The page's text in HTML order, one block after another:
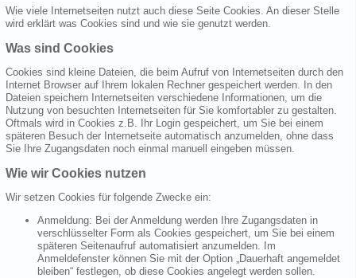
Wie viele Internetseiten nutzt auch diese Seite Cookies. An dieser Stelle
wird erklärt was Cookies sind und wie sie genutzt werden.
Was sind Cookies
Cookies sind kleine Dateien, die beim Aufruf von Internetseiten durch den
Internet Browser auf Ihrem lokalen Rechner gespeichert werden. In den
Dateien speichern Internetseiten verschiedene Informationen, um die
Nutzung von besuchten Internetseiten für Sie komfortabler zu gestalten.
Oftmals wird in Cookies z.B. Ihr Login gespeichert, um Sie bei einem
späteren Besuch der Internetseite automatisch anzumelden, ohne dass
Sie Ihre Zugangsdaten noch einmal manuell eingeben müssen.
Wie wir Cookies nutzen
Wir setzen Cookies für folgende Zwecke ein:
Anmeldung: Bei der Anmeldung werden Ihre Zugangsdaten in
verschlüsselter Form als Cookies gespeichert, um Sie bei einem
späteren Seitenaufruf automatisiert anzumelden. Im
Anmeldefenster können Sie mit der Option „Dauerhaft angemeldet
bleiben“ festlegen, ob diese Cookies angelegt werden sollen.